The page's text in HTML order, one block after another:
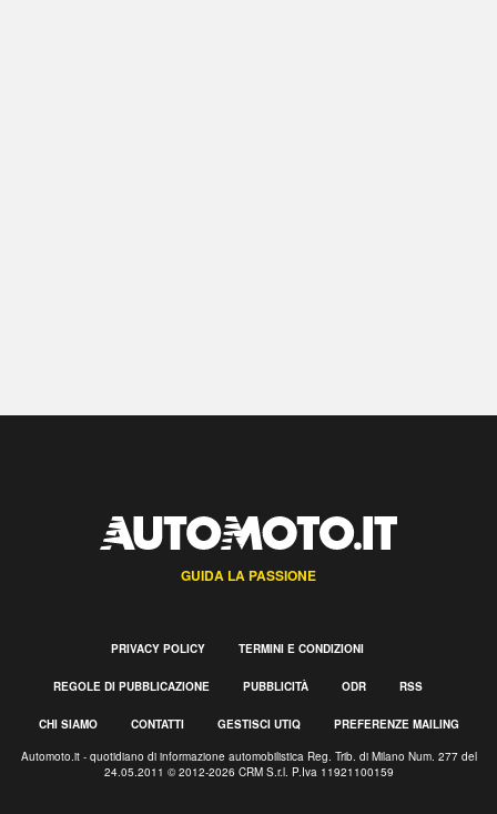
GUIDA LA PASSIONE
PRIVACY POLICY TERMINI E CONDIZIONI
REGOLE DI PUBBLICAZIONE PUBBLICITÀ ODR RSS
CHI SIAMO CONTATTI GESTISCI UTIQ PREFERENZE MAILING
Automoto.it - quotidiano di informazione automobilistica Reg. Trib. di Milano Num. 277 del
24.05.2011 © 2012-2026 CRM S.r.l. P.Iva 11921100159